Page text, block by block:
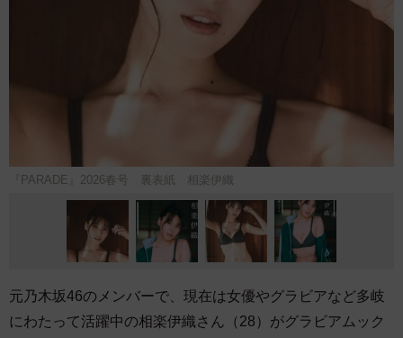
『PARADE』2026春号 裏表紙 相楽伊織
元乃木坂46のメンバーで、現在は女優やグラビアなど多岐
にわたって活躍中の相楽伊織さん（28）がグラビアムック